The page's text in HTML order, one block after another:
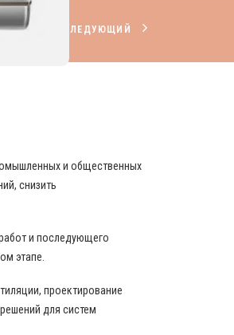
СЛЕДУЮЩИЙ
и общественных
снизить
и последующего
этапе.
проектирование
для систем